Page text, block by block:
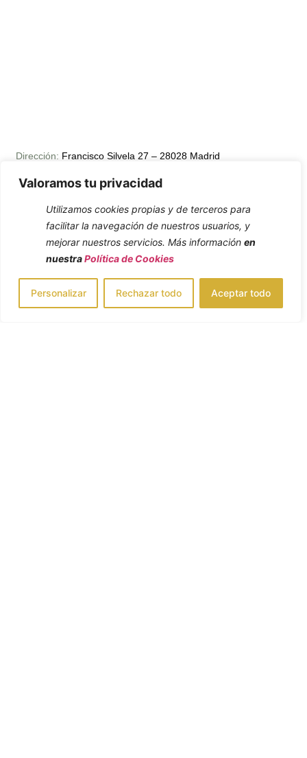
Valoramos tu privacidad
Utilizamos cookies propias y de terceros para
facilitar la navegación de nuestros usuarios, y
mejorar nuestros servicios. Más información en
nuestraPolítica de Cookies
Personalizar Rechazar todo Aceptar todo
Dirección: Francisco Silvela 27 – 28028 Madrid